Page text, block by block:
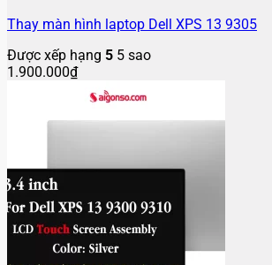
Thay màn hình laptop Dell XPS 13 9305
Được xếp hạng 5 5 sao
1.900.000₫